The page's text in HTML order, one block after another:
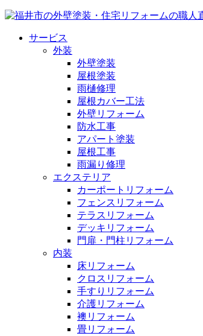
サービス
外装
外壁塗装
屋根塗装
雨樋修理
屋根カバー工法
外壁リフォーム
防水工事
アパート塗装
屋根工事
雨漏り修理
エクステリア
カーポートリフォーム
フェンスリフォーム
テラスリフォーム
デッキリフォーム
門扉・門柱リフォーム
内装
床リフォーム
クロスリフォーム
手すりリフォーム
介護リフォーム
襖リフォーム
畳リフォーム